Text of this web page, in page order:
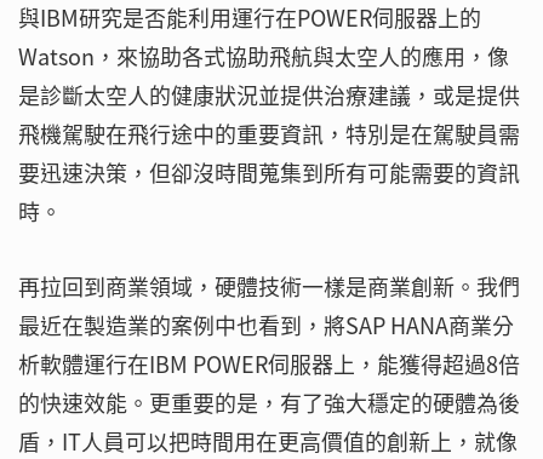
與IBM研究是否能利用運行在POWER伺服器上的
Watson，來協助各式協助飛航與太空人的應用，像
是診斷太空人的健康狀況並提供治療建議，或是提供
飛機駕駛在飛行途中的重要資訊，特別是在駕駛員需
要迅速決策，但卻沒時間蒐集到所有可能需要的資訊
時。
再拉回到商業領域，硬體技術一樣是商業創新。我們
最近在製造業的案例中也看到，將SAP HANA商業分
析軟體運行在IBM POWER伺服器上，能獲得超過8倍
的快速效能。更重要的是，有了強大穩定的硬體為後
盾，IT人員可以把時間用在更高價值的創新上，就像